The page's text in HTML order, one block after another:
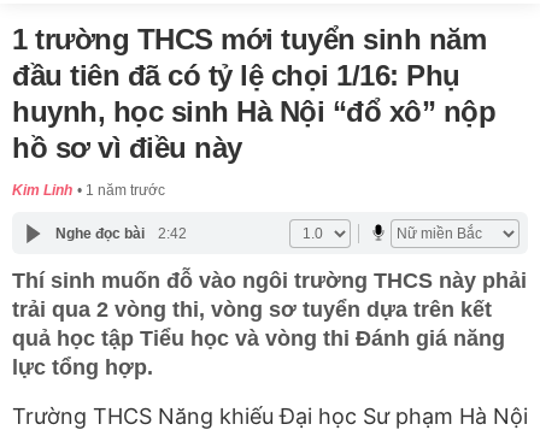
1 trường THCS mới tuyển sinh năm
đầu tiên đã có tỷ lệ chọi 1/16: Phụ
huynh, học sinh Hà Nội “đổ xô” nộp
hồ sơ vì điều này
Kim Linh 1 năm trước
Nghe đọc bài 2:42
Thí sinh muốn đỗ vào ngôi trường THCS này phải
trải qua 2 vòng thi, vòng sơ tuyển dựa trên kết
quả học tập Tiểu học và vòng thi Đánh giá năng
lực tổng hợp.
Trường THCS Năng khiếu Đại học Sư phạm Hà Nội